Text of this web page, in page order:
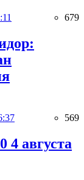
679
569
4 августа